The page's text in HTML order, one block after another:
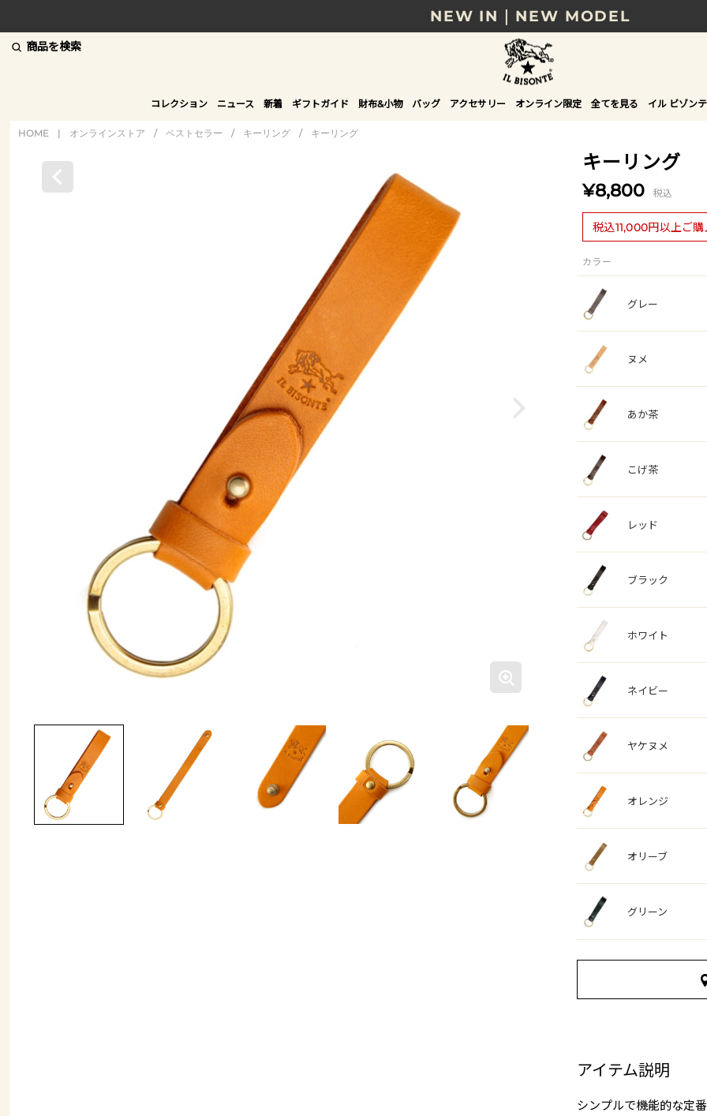
NEW IN｜NEW MODEL
8/17(月)10時まで｜税込11,000円以上で送料無
贈る相手やシーンから選べる、新しいギフトガ
NEW IN｜COLOR LEATHER
商品を検索
コレクション ニュース 新着 ギフトガイド 財布&小物 バッグ アクセサリー オンライン限定 全てを見る イル ビゾン
HOME | オンラインストア / ベストセラー / キーリング / キーリング
キーリング
¥8,800 税込
税込11,000円以上ご
カラー
グレー
ヌメ
あか茶
こげ茶
レッド
ブラック
ホワイト
ネイビー
ヤケヌメ
オレンジ
オリーブ
グリーン
アイテム説明
シンプルで機能的な定